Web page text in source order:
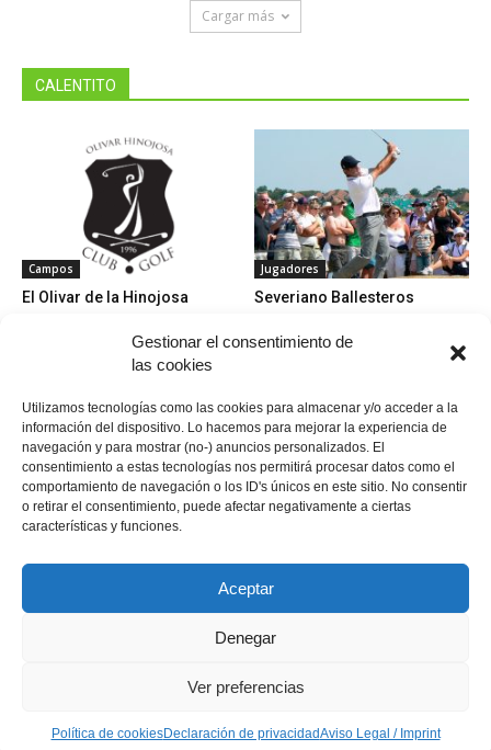
Gestionar el consentimiento de
las cookies
Utilizamos tecnologías como las cookies para almacenar y/o acceder a la
información del dispositivo. Lo hacemos para mejorar la experiencia de
navegación y para mostrar (no-) anuncios personalizados. El
consentimiento a estas tecnologías nos permitirá procesar datos como el
comportamiento de navegación o los ID's únicos en este sitio. No consentir
o retirar el consentimiento, puede afectar negativamente a ciertas
características y funciones.
Aceptar
Denegar
Ver preferencias
Política de cookiesDeclaración de privacidadAviso Legal / Imprint
Cargar más
CALENTITO
Campos
El Olivar de la Hinojosa
Jugadores
Severiano Ballesteros
Jugadores
Roberto de Vicenzo
Campos en España
Desert Springs Golf Club
Política de cookies
Descargo de responsabilidad
© Copyright 2021 - MundoGolf.golf